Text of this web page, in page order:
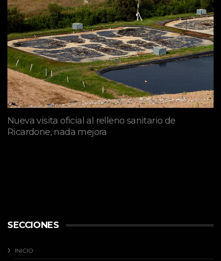
Nueva visita oficial al relleno sanitario de
Ricardone, nada mejora
SECCIONES
INICIO